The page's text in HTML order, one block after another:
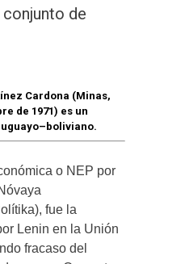
de
Cardona (Minas,
de 1971) es un
o NEP por
fue la
Lenin en la Unión
fracaso del